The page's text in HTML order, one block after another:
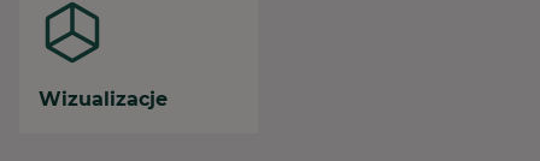
Wizualizacje